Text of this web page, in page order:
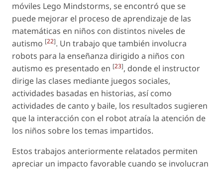
móviles Lego Mindstorms, se encontró que se
puede mejorar el proceso de aprendizaje de las
matemáticas en niños con distintos niveles de
autismo [22]. Un trabajo que también involucra
robots para la enseñanza dirigido a niños con
autismo es presentado en [23], donde el instructor
dirige las clases mediante juegos sociales,
actividades basadas en historias, así como
actividades de canto y baile, los resultados sugieren
que la interacción con el robot atraía la atención de
los niños sobre los temas impartidos.
Estos trabajos anteriormente relatados permiten
apreciar un impacto favorable cuando se involucran